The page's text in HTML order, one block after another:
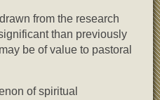
from the research
than previously
be of value to pastoral
of spiritual